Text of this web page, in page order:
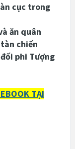
cục trong
ăn quân
chiến
phi Tượng
TẠI